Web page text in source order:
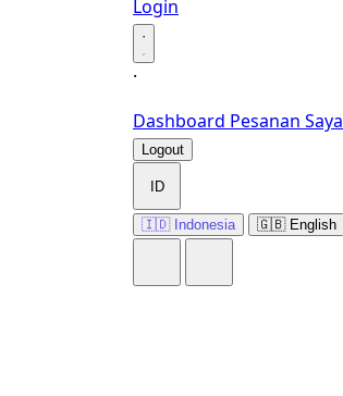
Login
·
·
Dashboard Pesanan Saya
Logout
ID
🇮🇩 Indonesia 🇬🇧 English